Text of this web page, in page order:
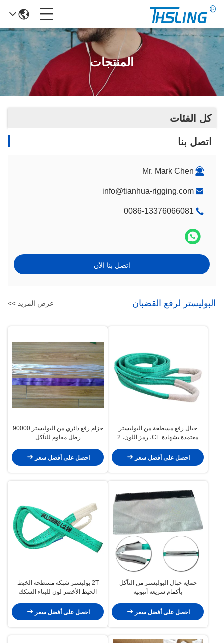
المنتجات
كل الفئات
اتصل بنا
Mr. Mark Chen
info@tianhua-rigging.com
0086-13376066081
اتصل بنا الآن
البوليستر لرفع القضبان عرض المزيد >>
حبال رفع مسطحة من البوليستر
معتمدة بشهادة CE، رمز اللون، 2
احصل على أفضل سعر
حزام رفع دائري من البوليستر 90000
رطل مقاوم للتآكل
احصل على أفضل سعر
حماية حبال البوليستر من التآكل
بأكمام سريعة أنبوبية
احصل على أفضل سعر
2T بوليستر شبكة مسطحة الخيط
الخيط الأخضر لون للبناء السكك
احصل على أفضل سعر